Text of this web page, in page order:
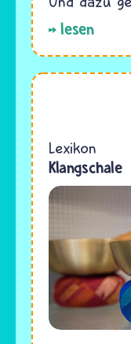
lesen
Buddhismus
Lexikon
Klangschale